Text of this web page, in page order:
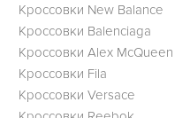
Кроссовки New Balance
Кроссовки Balenciaga
Кроссовки Alex McQueen
Кроссовки Fila
Кроссовки Versace